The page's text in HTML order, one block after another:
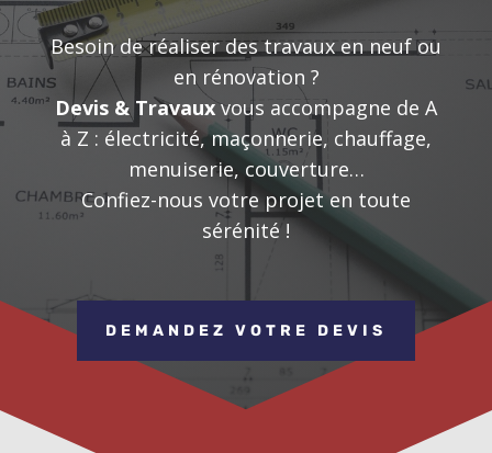
Besoin de réaliser des travaux en neuf ou
en rénovation ?
Devis & Travaux vous accompagne de A
à Z : électricité, maçonnerie, chauffage,
menuiserie, couverture…
Confiez-nous votre projet en toute
sérénité !
DEMANDEZ VOTRE DEVIS